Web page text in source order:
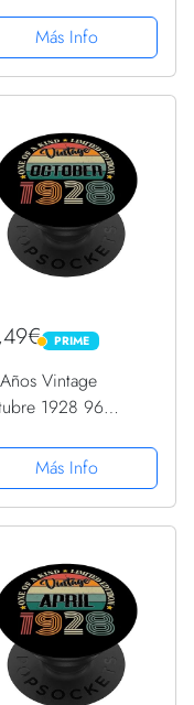
Intercambiable
Más Info
PRIME
PRIME
Vintage
1928 96
PopGrip
Más Info